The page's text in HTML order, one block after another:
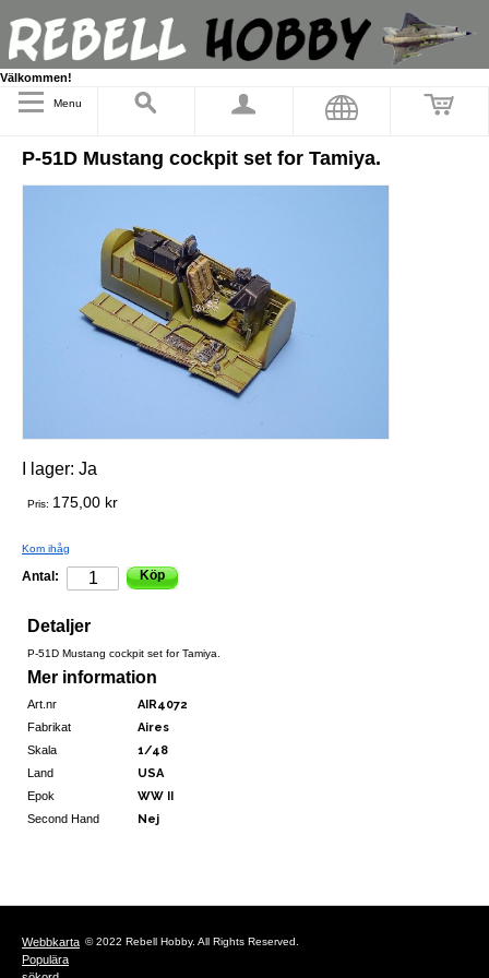
Välkommen!
Menu
P-51D Mustang cockpit set for Tamiya.
I lager: Ja
Pris: 175,00 kr
Kom ihåg
Antal: Köp
Detaljer
P-51D Mustang cockpit set for Tamiya.
Mer information
Art.nr AIR4072
Fabrikat Aires
Skala 1/48
Land USA
Epok WW II
Second Hand Nej
Webbkarta
Populära
© 2022 Rebell Hobby. All Rights Reserved.